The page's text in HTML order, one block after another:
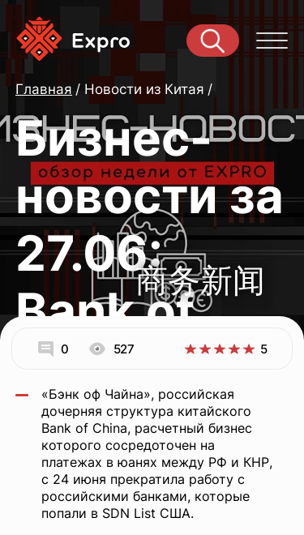
商务新闻
Главная Новости из Китая
Бизнес-
новости за
27.06:
Bank of
China,
Chery
вместо
0 527 5
«Бэнк оф Чайна», российская
дочерняя структура китайского
Bank of China, расчетный бизнес
которого сосредоточен на
платежах в юанях между РФ и КНР,
с 24 июня прекратила работу с
российскими банками, которые
попали в SDN List США.